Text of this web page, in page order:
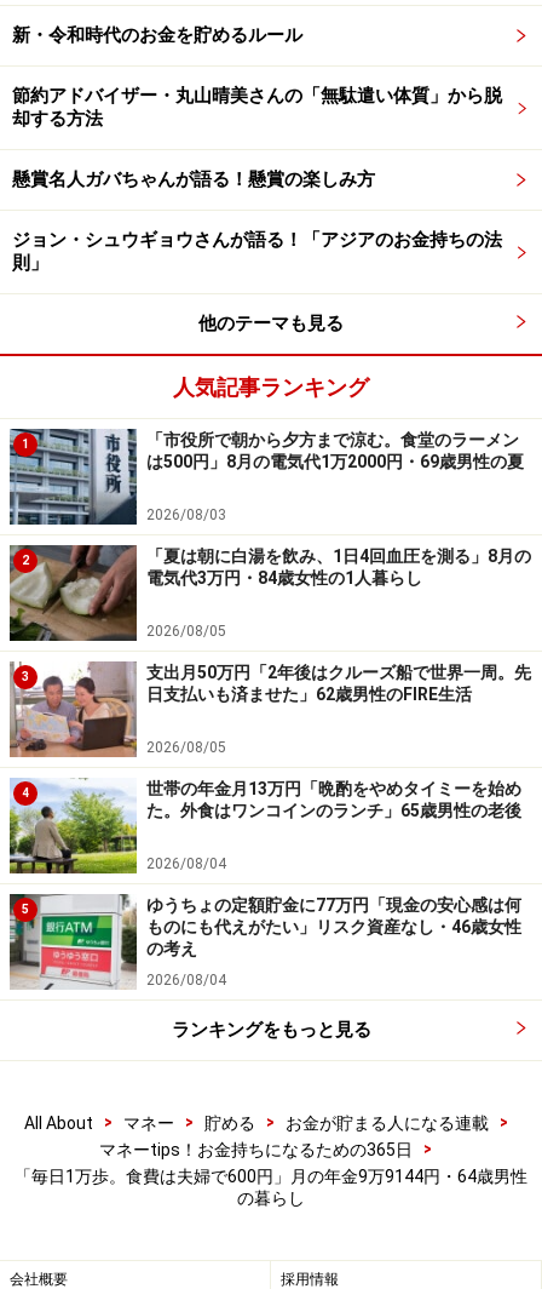
「借金で資産がなくなった」
現役時代にもっとこうしておけばよかったと思うことが
あるか、との問いには「事業がうまくいかず借金で資産
がなくなりました。もしサラリーマンだったら貯蓄でき
たかなあと思いますが、人生一度きりなので後悔はあり
ません。今はこれから必要になるであろう介護職を目指
しています」と回答。
現在の生活の不安については「年金が少ないことです。
もし病気になったら貯蓄も少ないので子どもに頼るしか
ありません」とコメント。
一方で老後の楽しみは「孫の顔を見ること。年金支給日
に鰻を食べることです」と教えてくれました。
※皆さんの年金エピソードを募集中です。エピソードの
採用で3000円分のAmazonギフト券をもれなくプレゼン
ト。応募はこちらから
ーーーーーーーーーーーーーーーー
※本文カッコ内の回答者コメントは原文に準拠していま
す
※エピソードは投稿者の当時のものです。現在とはサー
ビスや金額などの情報が異なることがございます
※投稿エピソードのため、内容の正確性を保証するもの
ではございません
※記事内容は執筆時点のものです。最新の内容をご確認くださ
い。
商品や投資行動を推奨するものではありません。
が、その内容を保証するものではなく、これに基づく損失・損害
などについて当社は一切の責任を負いません。
最新の情報や詳細については、必ず各金融機関やサービス提供者
の公式情報をご確認ください。
・「家計」について、アンケート（2026/8/31まで）を実施
新・令和時代のお金を貯めるルール
節約アドバイザー・丸山晴美さんの「無駄遣い体質」から脱
却する方法
懸賞名人ガバちゃんが語る！懸賞の楽しみ方
ジョン・シュウギョウさんが語る！「アジアのお金持ちの法
則」
他のテーマも見る
人気記事ランキング
1
「市役所で朝から夕方まで涼む。食堂のラーメン
は500円」8月の電気代1万2000円・69歳男性の夏
2026/08/03
2
「夏は朝に白湯を飲み、1日4回血圧を測る」8月の
電気代3万円・84歳女性の1人暮らし
2026/08/05
3
支出月50万円「2年後はクルーズ船で世界一周。先
日支払いも済ませた」62歳男性のFIRE生活
2026/08/05
4
世帯の年金月13万円「晩酌をやめタイミーを始め
た。外食はワンコインのランチ」65歳男性の老後
2026/08/04
5
ゆうちょの定額貯金に77万円「現金の安心感は何
ものにも代えがたい」リスク資産なし・46歳女性
の考え
2026/08/04
ランキングをもっと見る
All About > マネー > 貯める > お金が貯まる人になる連載
>
マネーtips！お金持ちになるための365日
>
「毎日1万歩。食費は夫婦で600円」月の年金9万9144円・64歳男性
の暮らし
会社概要 採用情報